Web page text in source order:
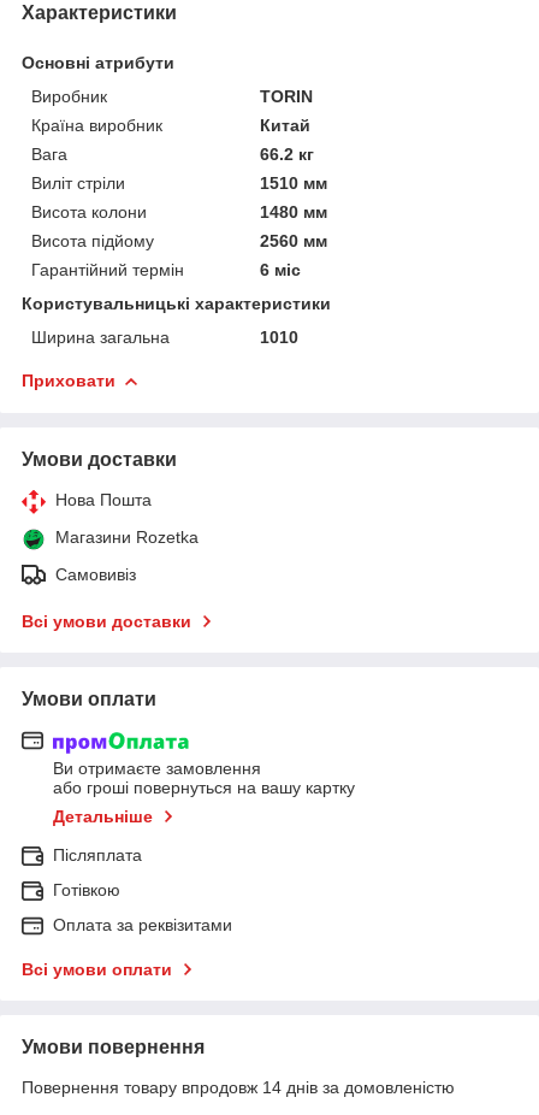
Характеристики
Основні атрибути
Виробник
TORIN
Країна виробник
Китай
Вага
66.2 кг
Виліт стріли
1510 мм
Висота колони
1480 мм
Висота підйому
2560 мм
Гарантійний термін
6 міс
Користувальницькі характеристики
Ширина загальна
1010
Приховати
Умови доставки
Нова Пошта
Магазини Rozetka
Самовивіз
Всі умови доставки
Умови оплати
Ви отримаєте замовлення
або гроші повернуться на вашу картку
Детальніше
Післяплата
Готівкою
Оплата за реквізитами
Всі умови оплати
Умови повернення
Повернення товару впродовж 14 днів за домовленістю